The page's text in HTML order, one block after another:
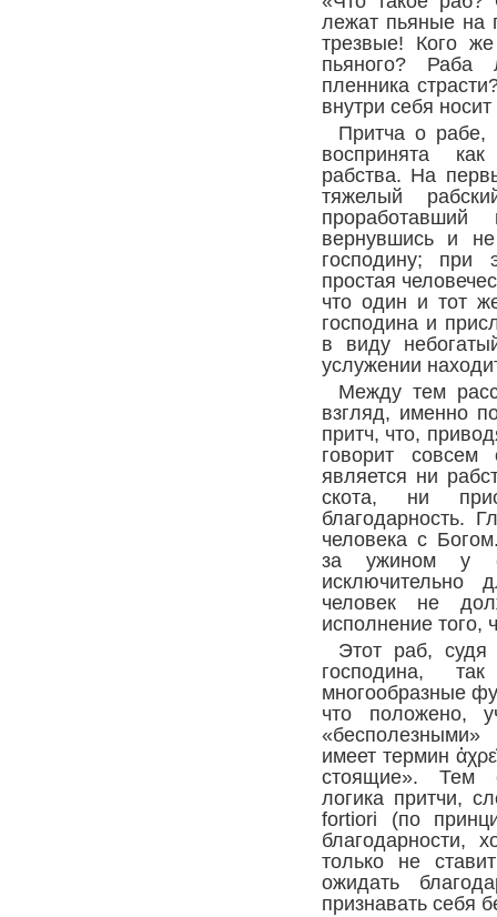
лежат пьяные на
трезвые! Кого
пьяного? Раба
пленника
внутри себя
Притча о рабе,
воспринята
рабства. На
тяжелый
вернувшись и
господину; при
простая
что один и тот
господина и
в виду
услужении
Между тем
взгляд, именно
притч, что,
говорит
является ни
скота, ни
благодарность.
человека с
за ужином у
исключительно
человек не
исполнение того,
Этот раб,
господина,
многообразные
что положено,
имеет термин
стоящие». Тем
логика притчи,
fortiori (по
благодарности,
только не
ожидать
признавать себя